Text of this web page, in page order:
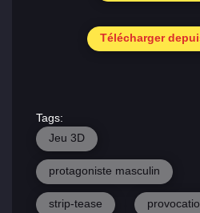
Télécharger
Tags:
Jeu 3D
protagoniste masculin
strip-tease